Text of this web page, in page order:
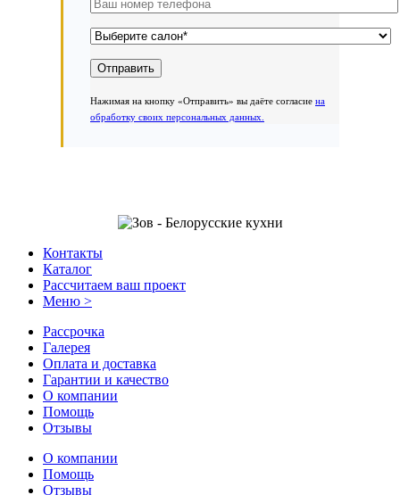
Нажимая на кнопку «Отправить» вы даёте согласие на
обработку своих персональных данных.
Контакты
Каталог
Рассчитаем ваш проект
Меню >
Рассрочка
Галерея
Оплата и доставка
Гарантии и качество
О компании
Помощь
Отзывы
О компании
Помощь
Отзывы